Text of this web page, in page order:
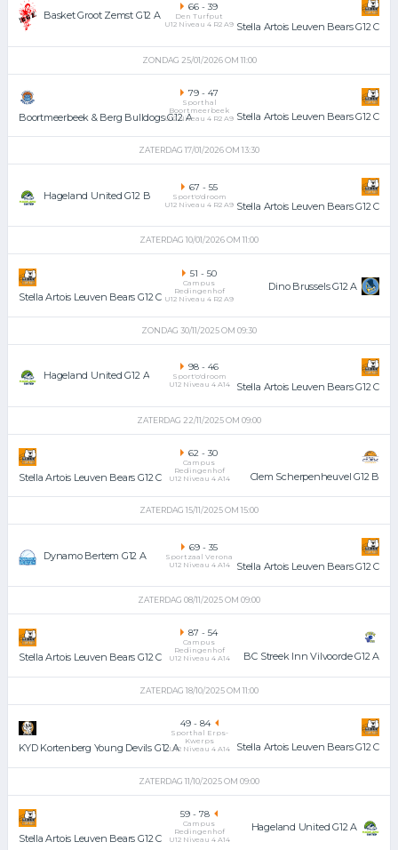
Basket Groot Zemst G12 A
66 - 39
Den Turfput
U12 Niveau 4 R2 A9 Stella Artois Leuven Bears G12 C
ZONDAG 25/01/2026 OM 11:00
Boortmeerbeek & Berg Bulldogs G12 A
79- 47
Sporthal
Boortmeerbeek
U12 Niveau 4 R2 A9 Stella Artois Leuven Bears G12 C
ZATERDAG 17/01/2026 OM 13:30
Hageland United G12 B
67 - 55
Sport'o'droom
U12 Niveau 4 R2 A9 Stella Artois Leuven Bears G12 C
ZATERDAG 10/01/2026 OM 11:00
Stella Artois Leuven Bears G12 C
51 - 50
Campus
Redingenhof
U12 Niveau 4 R2 A9
Dino Brussels G12 A
ZONDAG 30/11/2025 OM 09:30
Hageland United G12 A
98- 46
Sport'o'droom
U12 Niveau 4 A14
Stella Artois Leuven Bears G12 C
ZATERDAG 22/11/2025 OM 09:00
Stella Artois Leuven Bears G12 C
62 - 30
Campus
Redingenhof
U12 Niveau 4 A14
Clem Scherpenheuvel G12 B
ZATERDAG 15/11/2025 OM 15:00
Dynamo Bertem G12 A
69- 35
Sportzaal Verona
U12 Niveau 4 A14
Stella Artois Leuven Bears G12 C
ZATERDAG 08/11/2025 OM 09:00
Stella Artois Leuven Bears G12 C
87 - 54
Campus
Redingenhof
U12 Niveau 4 A14
BC Streek Inn Vilvoorde G12 A
ZATERDAG 18/10/2025 OM 11:00
KYD Kortenberg Young Devils G12 A
49- 84
Sporthal Erps-
Kwerps
U12 Niveau 4 A14
Stella Artois Leuven Bears G12 C
ZATERDAG 11/10/2025 OM 09:00
Stella Artois Leuven Bears G12 C
59 - 78
Campus
Redingenhof
U12 Niveau 4 A14
Hageland United G12 A